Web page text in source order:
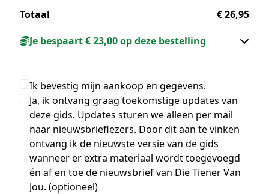
Totaal
€ 26,95
Je bespaart € 23,00 op deze bestelling
Ik bevestig mijn aankoop en gegevens.
Ja, ik ontvang graag toekomstige updates van
deze gids. Updates sturen we alleen per mail
naar nieuwsbrieflezers. Door dit aan te vinken
ontvang ik de nieuwste versie van de gids
wanneer er extra materiaal wordt toegevoegd
én af en toe de nieuwsbrief van Die Tiener Van
Jou. (optioneel)